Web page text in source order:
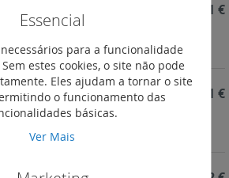
16,81 €
- Besouro 12V - 1 módulo - Dark
16,81 €
Essencial
necessários para a funcionalidade
estes cookies, o site não pode
Eles ajudam a tornar o site
o funcionamento das
básicas.
Ver Mais